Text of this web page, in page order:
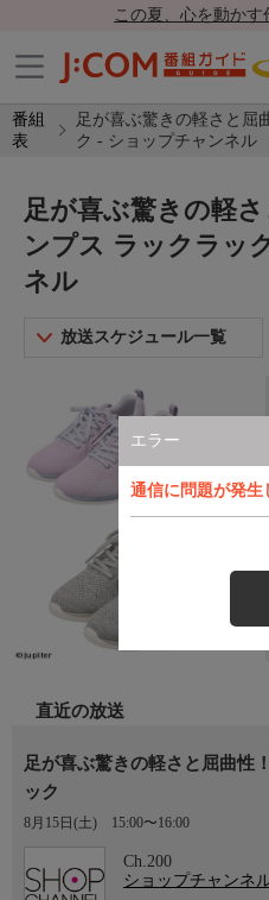
この夏、心を動かす
番組
表
足が喜ぶ驚きの軽さと屈
ク - ショップチャンネル
エラー
通信に問題が発
足が喜ぶ驚きの軽
ンプス ラックラッ
ネル
放送スケジュール一覧
直近の放送
足が喜ぶ驚きの軽さと屈曲
ック
8月15日(土) 15:00〜16:00
Ch.200
ショップチャンネ